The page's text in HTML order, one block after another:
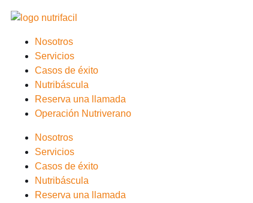
Nosotros
Servicios
Casos de éxito
Nutribáscula
Reserva una llamada
Operación Nutriverano
Nosotros
Servicios
Casos de éxito
Nutribáscula
Reserva una llamada